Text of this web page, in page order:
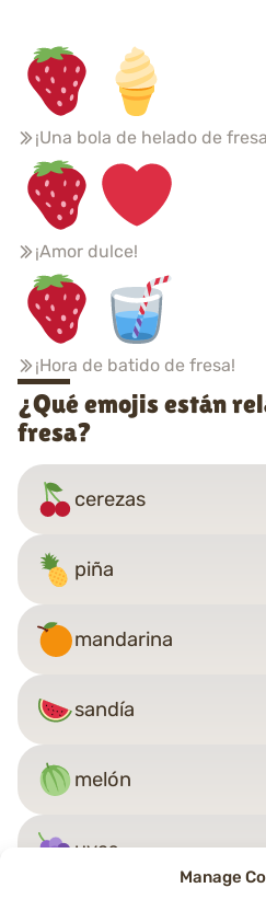
Manage
¡Una bola de helado de
¡Amor dulce!
¡Hora de batido de fresa!
¿Qué emojis están
fresa?
cerezas
piña
mandarina
sandía
melón
uvas